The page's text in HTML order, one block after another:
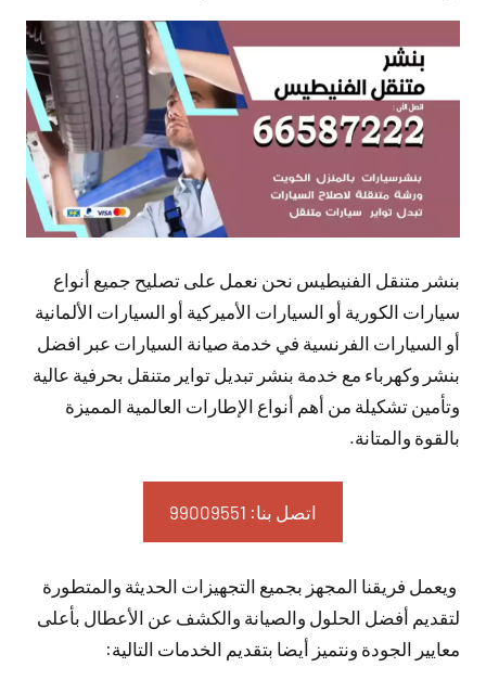
توجد
تعليقات
بنشر متنقل الفنيطيس نحن نعمل على تصليح جميع أنواع
سيارات الكورية أو السيارات الأميركية أو السيارات الألمانية
أو السيارات الفرنسية في خدمة صيانة السيارات عبر افضل
بنشر وكهرباء مع خدمة بنشر تبديل تواير متنقل بحرفية عالية
وتأمين تشكيلة من أهم أنواع الإطارات العالمية المميزة
بالقوة والمتانة.
اتصل بنا: 99009551‬
ويعمل فريقنا المجهز بجميع التجهيزات الحديثة والمتطورة
لتقديم أفضل الحلول والصيانة والكشف عن الأعطال بأعلى
معايير الجودة ونتميز أيضا بتقديم الخدمات التالية: